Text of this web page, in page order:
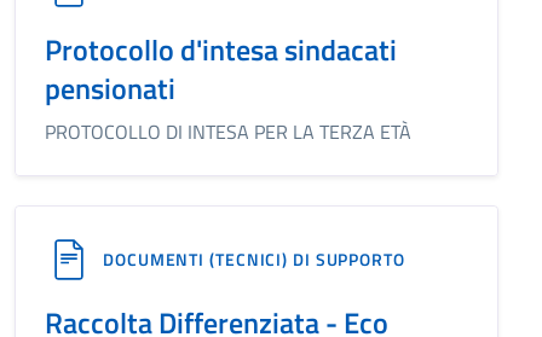
Protocollo d'intesa sindacati
pensionati
PROTOCOLLO DI INTESA PER LA TERZA ETÀ
DOCUMENTI (TECNICI) DI SUPPORTO
Raccolta Differenziata - Eco